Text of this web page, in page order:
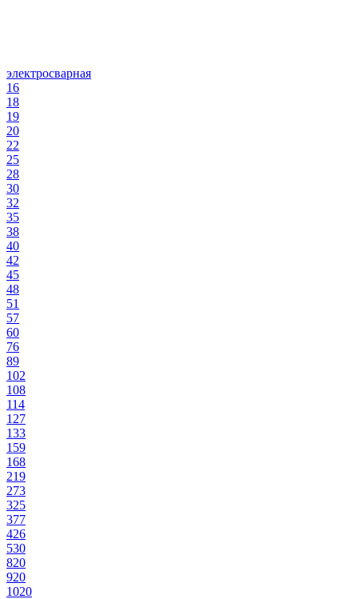
электросварная
16
18
19
20
22
25
28
30
32
35
38
40
42
45
48
51
57
60
76
89
102
108
114
127
133
159
168
219
273
325
377
426
530
820
920
1020